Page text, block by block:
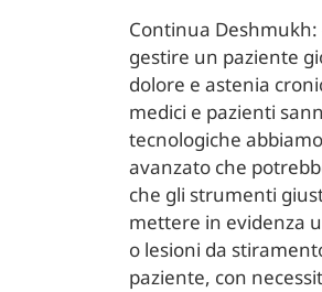
Continua Deshmukh:
gestire un paziente
dolore e astenia
medici e pazienti
tecnologiche
avanzato che
che gli strumenti
mettere in evidenza
o lesioni da
paziente, con